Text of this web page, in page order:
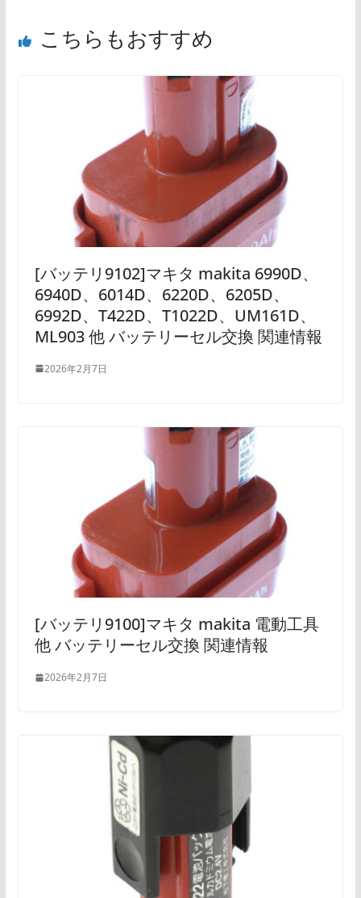
こちらもおすすめ
[バッテリ9102]マキタ makita 6990D、
6940D、6014D、6220D、6205D、
6992D、T422D、T1022D、UM161D、
ML903 他 バッテリーセル交換 関連情報
2026年2月7日
[バッテリ9100]マキタ makita 電動工具
他 バッテリーセル交換 関連情報
2026年2月7日